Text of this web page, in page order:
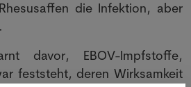
die Infektion, aber
davor, EBOV-Impfstoffe,
feststeht, deren Wirksamkeit